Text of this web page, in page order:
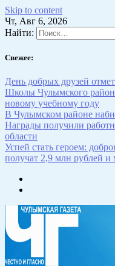
Skip to content
Чт, Авг 6, 2026
Найти:
Свежее:
День добрых друзей
Школы Чулымского
новому учебному году
В Чулымском районе
Награды получили
области
Успей стать героем:
получат 2,9 млн рублей и